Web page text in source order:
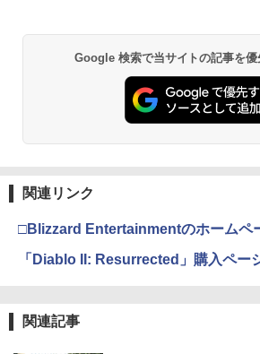
2
【純正品】Xbox
ラー (ロボット ホ
￥7,681
【純正品】Xbox
4
【純正品】Xbox 充
劇場版「鬼滅の刃
窩座再来 通常版
￥3,523
(オリジナル特典:
カー特典:【坤と離
り来たる！スタジ
ボード付) [Blu-ray]
Google 検索で当サイトの記事を優
関連リンク
□Blizzard Entertainmentのホームペ
「Diablo II: Resurrected」購入ペー
関連記事